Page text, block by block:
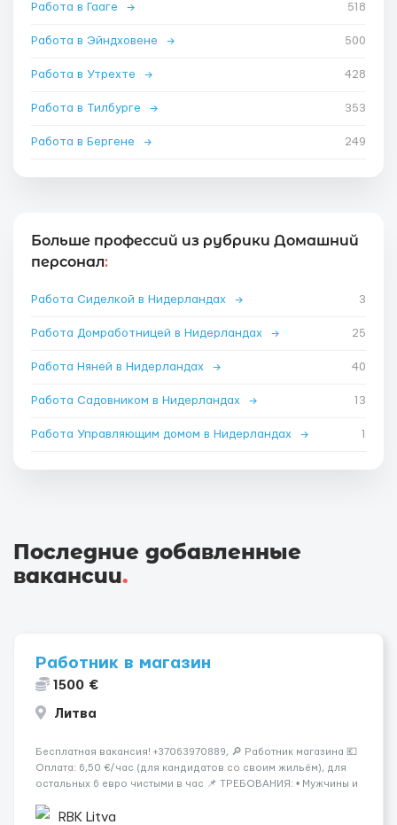
Работа в Гааге → 518
Работа в Эйндховене → 500
Работа в Утрехте → 428
Работа в Тилбурге → 353
Работа в Бергене → 249
Больше профессий из рубрики Домашний
персонал:
Работа Сиделкой в Нидерландах → 3
Работа Домработницей в Нидерландах → 25
Работа Няней в Нидерландах → 40
Работа Садовником в Нидерландах → 13
Работа Управляющим домом в Нидерландах → 1
Последние добавленные
вакансии.
Работник в магазин
1500 €
Литва
Бесплатная вакансия! +37063970889, 🔎 Работник магазина 💶
Оплата: 6,50 €/час (для кандидатов со своим жильём), для
остальных 6 евро чистыми в час 📌 ТРЕБОВАНИЯ: • Мужчины и
работать • Готовность работать в ...
RBK Litva